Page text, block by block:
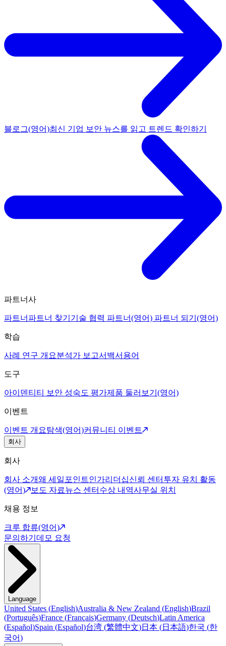
블로그(영어)최신 기업 보안 뉴스를 읽고 트렌드 확인하기
파트너사
파트너 파트너 찾기 기술 협력 파트너(영어) 파트너 되기(영어)
학습
사례 연구 개요분석가 보고서 백서 용어
도구
아이덴티티 보안 성숙도 평가제품 둘러보기(영어)
이벤트
이벤트 개요탐색(영어)커뮤니티 이벤트
회사
회사
회사 소개왜 세일포인트인가리더십신뢰 센터 투자 유치 활동
(영어)
보도 자료뉴스 센터 수상 내역사무실 위치
채용 정보
크루 합류(영어)
문의하기 데모 요청
Language
United States (English)Australia & New Zealand (English)Brazil
(Português)France (Français)Germany (Deutsch)Latin America
(Español)Spain (Español)台湾 (繁體中文)日本 (日本語)한국 (한
국어)